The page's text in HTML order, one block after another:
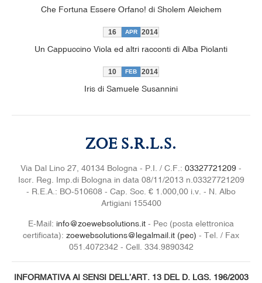
Che Fortuna Essere Orfano! di Sholem Aleichem
16 APR 2014
Un Cappuccino Viola ed altri racconti di Alba Piolanti
10 FEB 2014
Iris di Samuele Susannini
ZOE S.R.L.S.
Via Dal Lino 27, 40134 Bologna - P.I. / C.F.: 03327721209 -
Iscr. Reg. Imp.di Bologna in data 08/11/2013 n.03327721209
- R.E.A.: BO-510608 - Cap. Soc. € 1.000,00 i.v. - N. Albo
Artigiani 155400
E-Mail: info@zoewebsolutions.it - Pec (posta elettronica
certificata): zoewebsolutions@legalmail.it (pec) - Tel. / Fax
051.4072342 - Cell. 334.9890342
INFORMATIVA AI SENSI DELL’ART. 13 DEL D. LGS. 196/2003